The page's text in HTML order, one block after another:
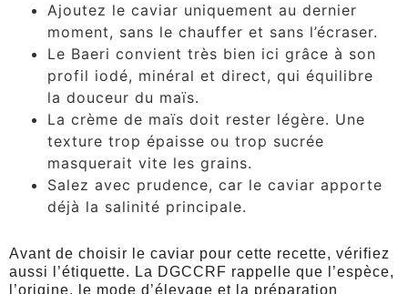
Ajoutez le caviar uniquement au dernier
moment, sans le chauffer et sans l’écraser.
Le Baeri convient très bien ici grâce à son
profil iodé, minéral et direct, qui équilibre
la douceur du maïs.
La crème de maïs doit rester légère. Une
texture trop épaisse ou trop sucrée
masquerait vite les grains.
Salez avec prudence, car le caviar apporte
déjà la salinité principale.
Avant de choisir le caviar pour cette recette, vérifiez
aussi l’étiquette. La DGCCRF rappelle que l’espèce,
l’origine, le mode d’élevage et la préparation